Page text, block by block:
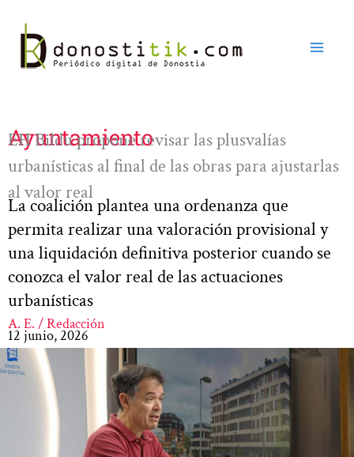
contenido
Ayuntamiento
EH Bildu propone revisar las plusvalías
urbanísticas al final de las obras para ajustarlas
al valor real
La coalición plantea una ordenanza que
permita realizar una valoración provisional y
una liquidación definitiva posterior cuando se
conozca el valor real de las actuaciones
urbanísticas
A. E. / Redacción
12 junio, 2026